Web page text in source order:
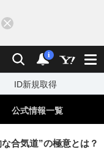
検索 通知
i
ID新規取得
公式情報一覧
合気道”の極意とは？